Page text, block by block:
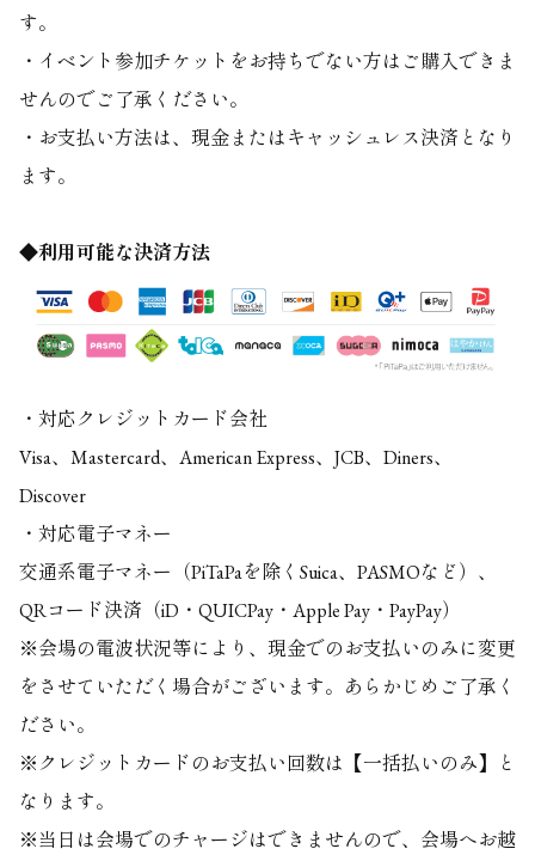
す。
・イベント参加チケットをお持ちでない方はご購入できま
せんのでご了承ください。
・お支払い方法は、現金またはキャッシュレス決済となり
ます。
◆利用可能な決済方法
・対応クレジットカード会社
Visa、Mastercard、American Express、JCB、Diners、
Discover
・対応電子マネー
交通系電子マネー（PiTaPaを除くSuica、PASMOなど）、
QRコード決済（iD・QUICPay・Apple Pay・PayPay）
※会場の電波状況等により、現金でのお支払いのみに変更
をさせていただく場合がございます。あらかじめご了承く
ださい。
※クレジットカードのお支払い回数は【一括払いのみ】と
なります。
※当日は会場でのチャージはできませんので、会場へお越